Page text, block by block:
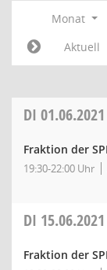
Monat
Aktuell
DI 01.06.2021
Fraktion der
19:30-22:00 Uhr
DI 15.06.2021
Fraktion der